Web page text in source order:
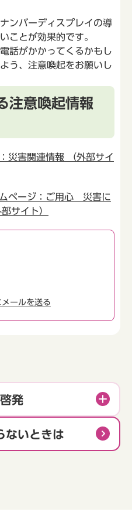
ンバーディスプレイの導
ことが効果的です。
話がかかってくるかもし
う、注意喚起をお願いし
注意喚起情報
災害関連情報 （外部サイ
ページ：ご用心 災害に
サイト）
ールを送る
発
ないときは